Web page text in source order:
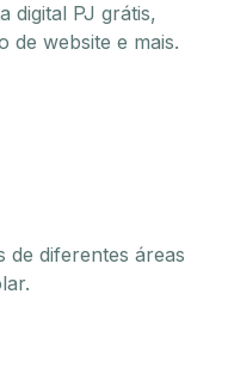
digital PJ grátis,
de website e mais.
de diferentes áreas